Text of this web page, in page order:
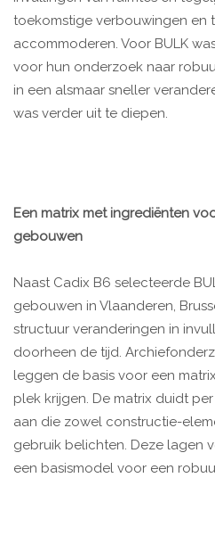
toekomstige verbouwingen en
accommoderen. Voor BULK
voor hun onderzoek naar
in een alsmaar sneller
was verder uit te diepen.
Een matrix met ingrediënten
gebouwen
Naast Cadix B6 selecteerde
gebouwen in Vlaanderen,
structuur veranderingen in
doorheen de tijd.
leggen de basis voor een
plek krijgen. De matrix duidt
aan die zowel constructie-
gebruik belichten. Deze lagen
een basismodel voor een